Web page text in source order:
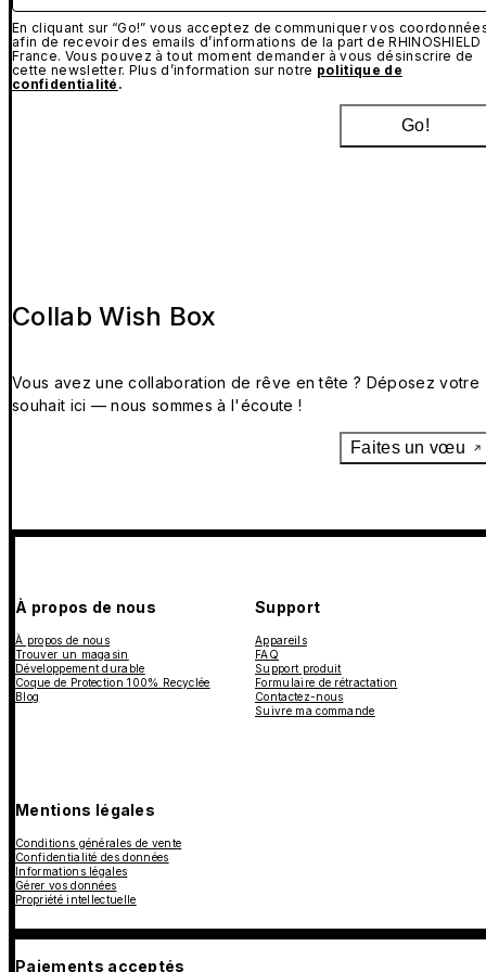
En cliquant sur “Go!” vous acceptez de communiquer vos
afin de recevoir des emails d’informations de la part de RHINOSHIELD
France. Vous pouvez à tout moment demander à vous désinscrire de
cette newsletter. Plus d’information sur notre politique de
confidentialité .
Go!
Collab Wish Box
Vous avez une collaboration de rêve en tête ? Déposez votre
souhait ici — nous sommes à l'écoute !
Faites un vœu
À propos de nous
À propos de nous
Trouver un magasin
Développement durable
Coque de Protection 100% Recyclée
Blog
Support
Appareils
FAQ
Support produit
Formulaire de rétractation
Contactez-nous
Suivre ma commande
Mentions légales
Conditions générales de vente
Confidentialité des données
Informations légales
Gérer vos données
Propriété intellectuelle
Paiements acceptés